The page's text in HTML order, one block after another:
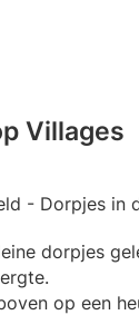
Villages
dorpjes
op een